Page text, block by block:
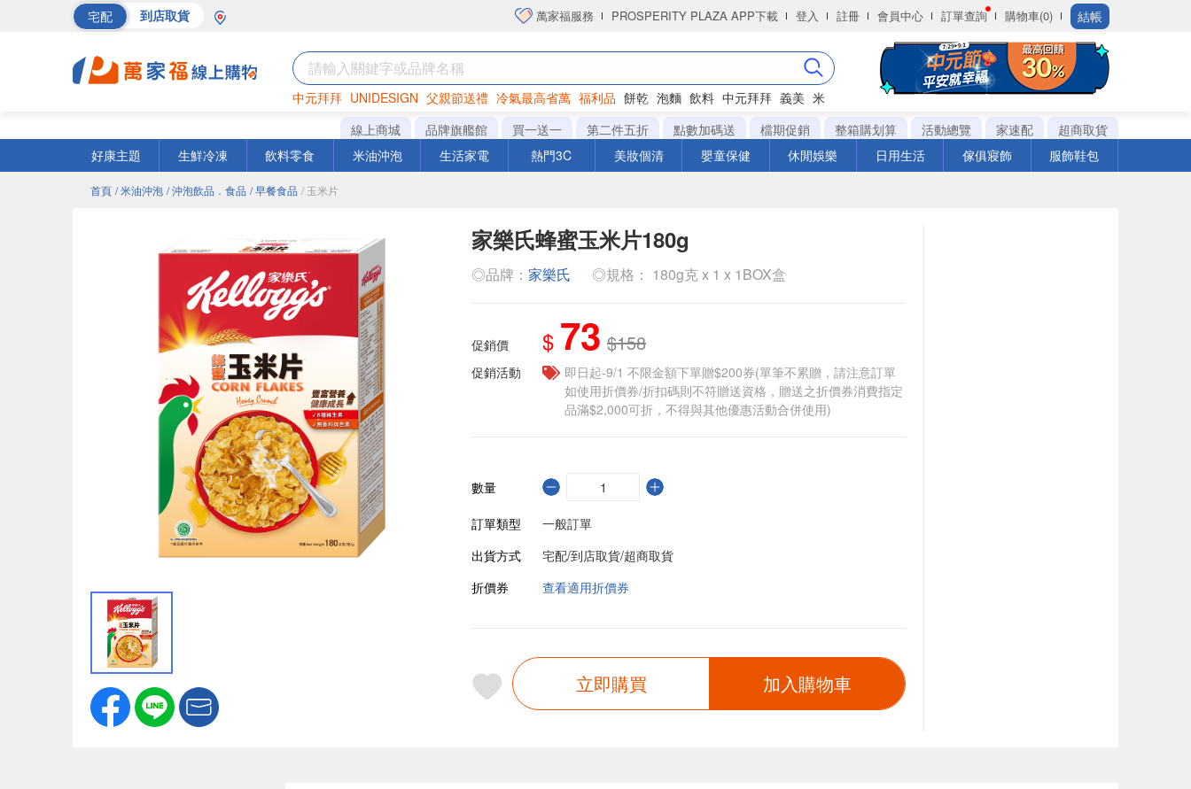
宅配 到店取貨 萬家福服務 PROSPERITY PLAZA APP下載 登入 註冊 會員中心 訂單查詢 購物車(0) 結帳
中元拜拜 UNIDESIGN 父親節送禮 冷氣最高省萬 福利品 餅乾 泡麵 飲料 中元拜拜 義美 米
罐頭 海苔 洋芋片
線上商城 品牌旗艦館 買一送一 第二件五折 點數加碼送 檔期促銷 整箱購划算 活動總覽 家速配
超商取貨
好康主題
生鮮冷凍 飲料零食 米油沖泡 生活家電 熱門3C 美妝個清 嬰童保健 休閒娛樂 日用生活 傢俱寢飾 服飾鞋包
首頁 / 米油沖泡 / 沖泡飲品．食品 / 早餐食品 / 玉米片
家樂氏蜂蜜玉米片180g
◎品牌： 家樂氏 ◎規格： 180g克 x 1 x 1BOX盒
促銷價 $ 73 $158
促銷活動
即日起-9/1 不限金額下單贈$200券(單筆不累贈，請注意訂單
如使用折價券/折扣碼則不符贈送資格，贈送之折價券消費指定
品滿$2,000可折，不得與其他優惠活動合併使用)
數量
訂單類型
一般訂單
出貨方式
宅配/到店取貨/超商取貨
折價券
查看適用折價券
立即購買 加入購物車